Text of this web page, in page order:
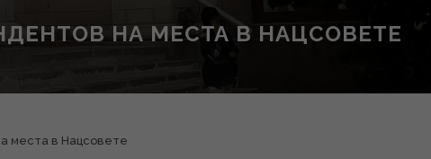
НА МЕСТА В НАЦСОВЕТЕ
места в Нацсовете